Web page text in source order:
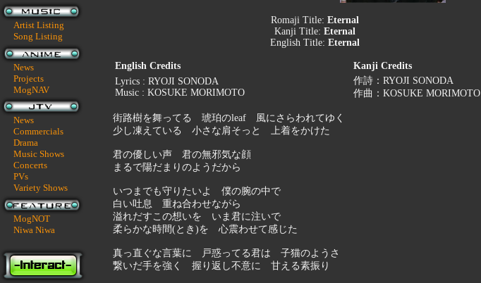
Artist Listing
Song Listing
News
Projects
MogNAV
News
Commercials
Drama
Music Shows
Concerts
PVs
Variety Shows
MogNOT
Niwa Niwa
Romaji Title: Eternal
Kanji Title: Eternal
English Title: Eternal
English Credits
Kanji Credits
Lyrics : RYOJI SONODA
Music : KOSUKE MORIMOTO
作詩：RYOJI SONODA
作曲：KOSUKE MORIMOTO
街路樹を舞ってる 琥珀のleaf 風にさらわれてゆく
少し凍えている 小さな肩そっと 上着をかけた
君の優しい声 君の無邪気な顔
まるで陽だまりのようだから
いつまでも守りたいよ 僕の腕の中で
白い吐息 重ね合わせながら
溢れだすこの想いを いま君に注いで
柔らかな時間(とき)を 心震わせて感じた
真っ直ぐな言葉に 戸惑ってる君は 子猫のようさ
繋いだ手を強く 握り返し不意に 甘える素振り